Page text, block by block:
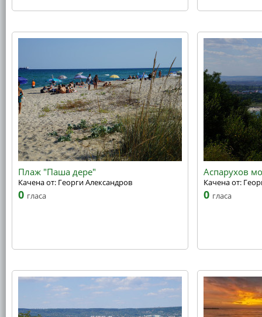
Плаж "Паша дере"
Качена от: Георги Александров
0 гласа
Аспарухов
Качена от:
0 гласа